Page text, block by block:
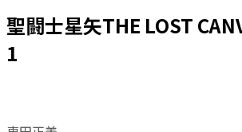
聖闘士星矢THE LOST
1